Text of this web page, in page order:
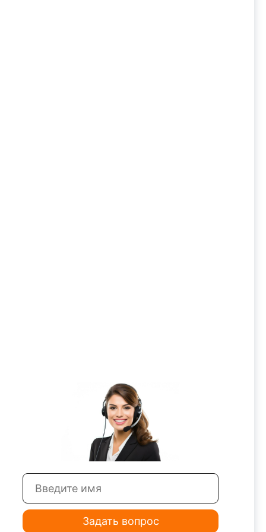
Задать вопрос